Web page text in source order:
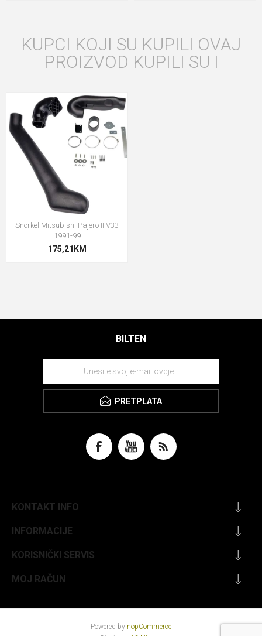
KUPCI KOJI SU KUPILI OVAJ
PROIZVOD KUPILI SU I
Snorkel Mitsubishi Pajero II V33
1991-99
175,21KM
BILTEN
PRETPLATA
KONTAKT INFO
INFORMACIJE
KORISNIČKI SERVIS
MOJ RAČUN
Powered by nopCommerce